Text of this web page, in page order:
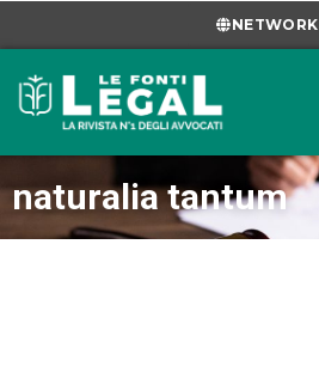
NETWORK
naturalia tantum